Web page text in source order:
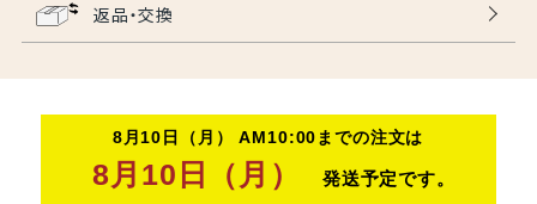
返品・交換